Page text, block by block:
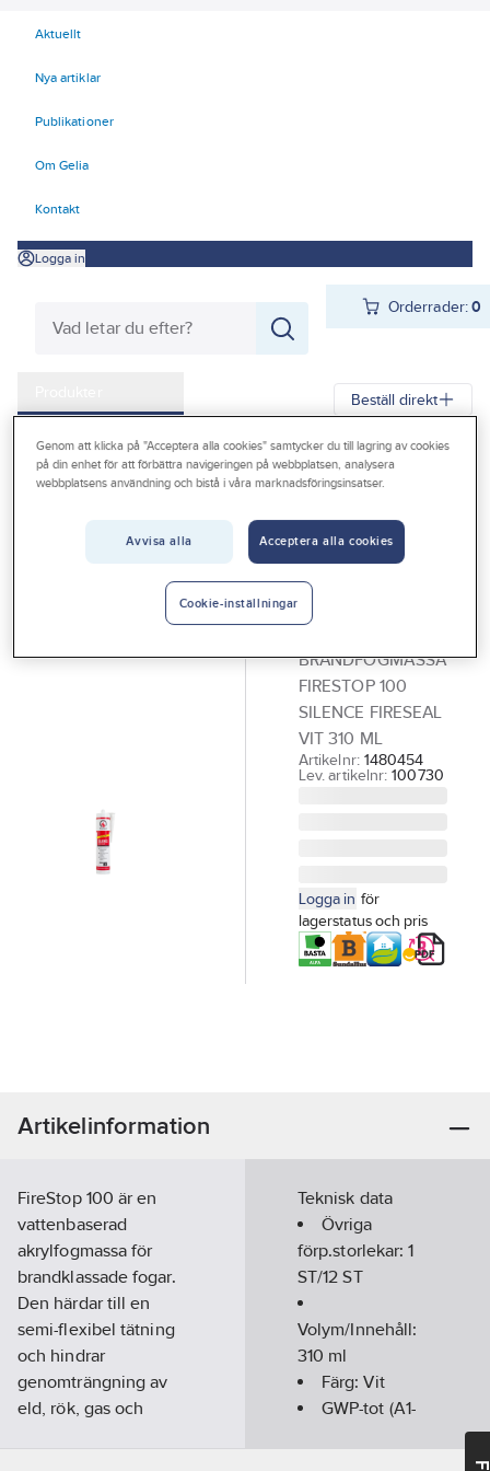
Aktuellt
Nya artiklar
Publikationer
Om Gelia
Kontakt
Logga in
Orderrader:0
Outlet
Beställ direkt
Gelia Produkter Förbrukningsvaror
Kemteknik
Fog- och tätmassor - spackel
Brandtätning
FIRESEAL
Fireseal
Silence
BRANDFOGMASSA
FIRESTOP 100
SILENCE FIRESEAL
VIT 310 ML
Artikelnr: 1480454
Lev. artikelnr: 100730
Logga in för
lagerstatus och pris
Artikelinformation
FireStop 100 är en
vattenbaserad
akrylfogmassa för
brandklassade fogar.
Den härdar till en
semi-flexibel tätning
och hindrar
genomträngning av
eld, rök, gas och
Teknisk data
Övriga
förp.storlekar:1
ST/12 ST
Volym/Innehåll:
310 ml
Färg:Vit
GWP-tot (A1-
Genom att klicka på "Acceptera alla cookies" samtycker du till lagring av cookies
på din enhet för att förbättra navigeringen på webbplatsen, analysera
webbplatsens användning och bistå i våra marknadsföringsinsatser.
Avvisa alla Acceptera alla cookies
Cookie-inställningar